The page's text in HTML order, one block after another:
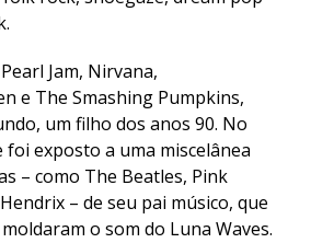
Jam, Nirvana,
e The Smashing Pumpkins,
um filho dos anos 90. No
exposto a uma miscelânea
– como The Beatles, Pink
– de seu pai músico, que
o som do Luna Waves.